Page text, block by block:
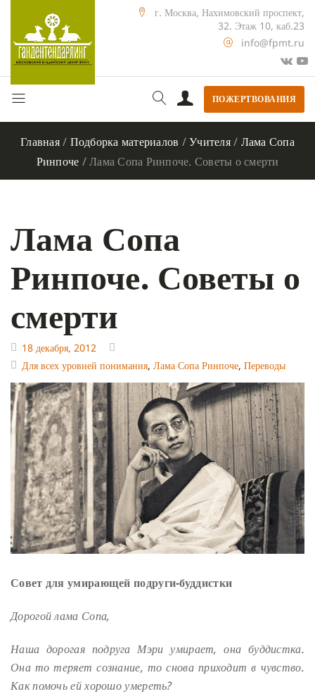
г. Москва, Нахимовский проспект,
32. Этаж 10, каб.23
info@fpmt.ru
ПОЖЕРТВОВАНИЯ
Главная/ Подборка материалов /Учителя/ Лама Сопа
Ринпоче /Лама Сопа Ринпоче. Советы о смерти
Лама Сопа
Ринпоче. Советы о
смерти
18 декабря, 2012
Для всех уровней понимания, Лама Сопа Ринпоче, Переводы
Совет для умирающей подруги-буддистки
Дорогой лама Сопа,
Наша дорогая подруга Мэри умирает, она буддистка.
Она то теряет сознание, то снова приходит в чувство.
Как помочь ей хорошо умереть?